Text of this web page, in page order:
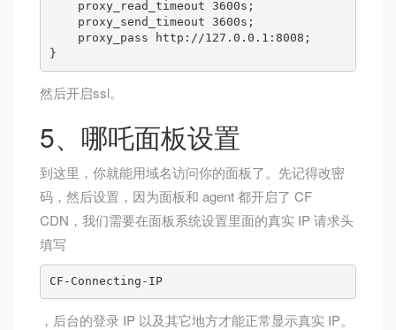
    proxy_read_timeout 3600s;
    proxy_send_timeout 3600s;
    proxy_pass http://127.0.0.1:8008;
然后开启ssl。
5、哪吒面板设置
到这里，你就能用域名访问你的面板了。先记得改密
码，然后设置，因为面板和 agent 都开启了 CF
CDN，我们需要在面板系统设置里面的真实 IP 请求头
填写
CF-Connecting-IP
，后台的登录 IP 以及其它地方才能正常显示真实 IP。